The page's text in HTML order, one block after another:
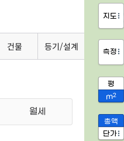
지도
측정
평
m2
총액
단가
건물 등기/설계
월세